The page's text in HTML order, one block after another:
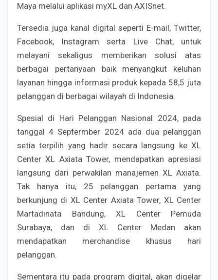
Maya melalui aplikasi myXL dan AXISnet.
Tersedia juga kanal digital seperti E-mail, Twitter,
Facebook, Instagram serta Live Chat, untuk
melayani sekaligus memberikan solusi atas
berbagai pertanyaan baik menyangkut keluhan
layanan hingga informasi produk kepada 58,5 juta
pelanggan di berbagai wilayah di Indonesia.
Spesial di Hari Pelanggan Nasional 2024, pada
tanggal 4 Septermber 2024 ada dua pelanggan
setia terpilih yang hadir secara langsung ke XL
Center XL Axiata Tower, mendapatkan apresiasi
langsung dari perwakilan manajemen XL Axiata.
Tak hanya itu, 25 pelanggan pertama yang
berkunjung di XL Center Axiata Tower, XL Center
Martadinata Bandung, XL Center Pemuda
Surabaya, dan di XL Center Medan akan
mendapatkan merchandise khusus hari
pelanggan.
Sementara itu pada program digital, akan digelar